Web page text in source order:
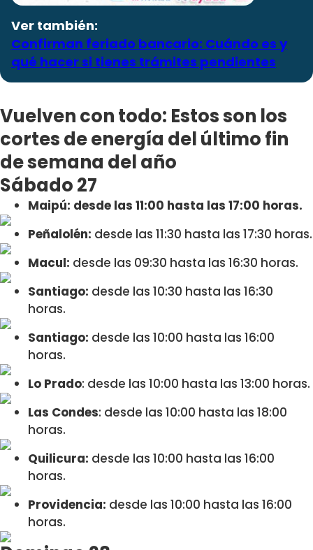
Ver también:
Confirman feriado bancario: Cuándo es y
qué hacer si tienes trámites pendientes
Vuelven con todo: Estos son los
cortes de energía del último fin
de semana del año
Sábado 27
Maipú: desde las 11:00 hasta las 17:00 horas.
Peñalolén: desde las 11:30 hasta las 17:30 horas.
Macul: desde las 09:30 hasta las 16:30 horas.
Santiago: desde las 10:30 hasta las 16:30
horas.
Santiago: desde las 10:00 hasta las 16:00
horas.
Lo Prado: desde las 10:00 hasta las 13:00 horas.
Las Condes: desde las 10:00 hasta las 18:00
horas.
Quilicura: desde las 10:00 hasta las 16:00
horas.
Providencia: desde las 10:00 hasta las 16:00
horas.